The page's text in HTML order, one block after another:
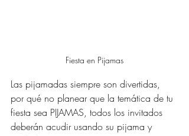
Fiesta en Pijamas
Las pijamadas siempre son divertidas,
por qué no planear que la temática de tu
fiesta sea PIJAMAS, todos los invitados
deberán acudir usando su pijama y